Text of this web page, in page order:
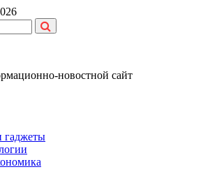
новостной сайт
гаджеты